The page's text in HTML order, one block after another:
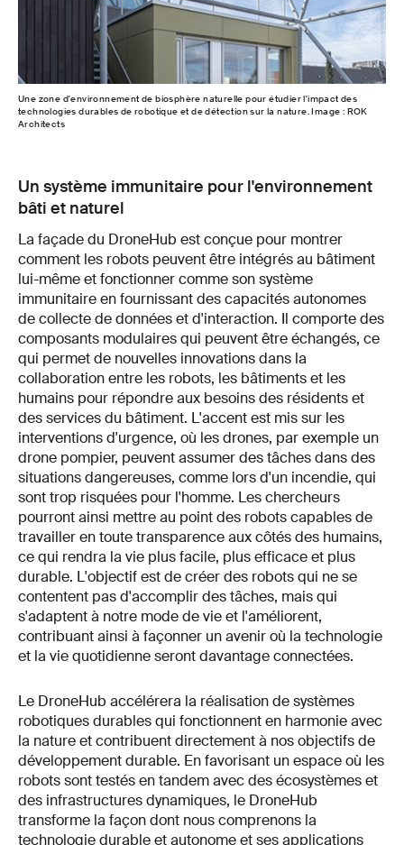
Une zone d'environnement de biosphère naturelle pour étudier l'impact des
technologies durables de robotique et de détection sur la nature. Image : ROK
Architects
Un système immunitaire pour l'environnement
bâti et naturel
La façade du DroneHub est conçue pour montrer
comment les robots peuvent être intégrés au bâtiment
lui-même et fonctionner comme son système
immunitaire en fournissant des capacités autonomes
de collecte de données et d'interaction. Il comporte des
composants modulaires qui peuvent être échangés, ce
qui permet de nouvelles innovations dans la
collaboration entre les robots, les bâtiments et les
humains pour répondre aux besoins des résidents et
des services du bâtiment. L'accent est mis sur les
interventions d'urgence, où les drones, par exemple un
drone pompier, peuvent assumer des tâches dans des
situations dangereuses, comme lors d'un incendie, qui
sont trop risquées pour l'homme. Les chercheurs
pourront ainsi mettre au point des robots capables de
travailler en toute transparence aux côtés des humains,
ce qui rendra la vie plus facile, plus efficace et plus
durable. L'objectif est de créer des robots qui ne se
contentent pas d'accomplir des tâches, mais qui
s'adaptent à notre mode de vie et l'améliorent,
contribuant ainsi à façonner un avenir où la technologie
et la vie quotidienne seront davantage connectées.
Le DroneHub accélérera la réalisation de systèmes
robotiques durables qui fonctionnent en harmonie avec
la nature et contribuent directement à nos objectifs de
développement durable. En favorisant un espace où les
robots sont testés en tandem avec des écosystèmes et
des infrastructures dynamiques, le DroneHub
transforme la façon dont nous comprenons la
technologie durable et autonome et ses applications